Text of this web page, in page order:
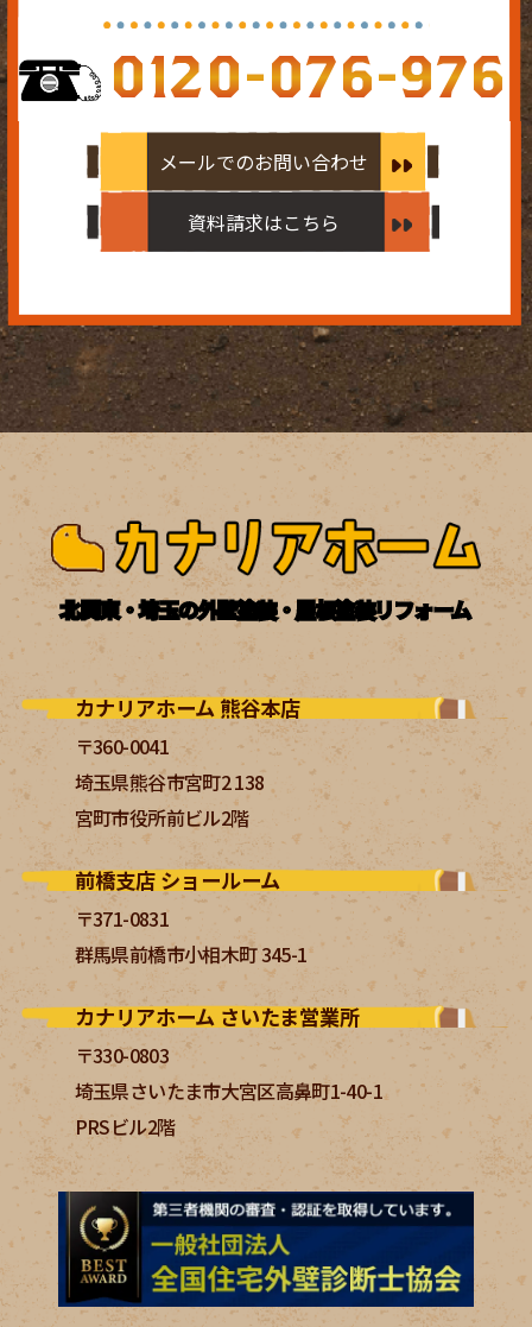
0120-076-976
メールでのお問い合わせ
資料請求はこちら
北関東・埼玉の外壁塗装・屋根塗装リフォーム
カナリアホーム 熊谷本店
〒360-0041
埼玉県熊谷市宮町2 138
宮町市役所前ビル2階
前橋支店 ショールーム
〒371-0831
群馬県前橋市小相木町 345-1
カナリアホーム さいたま営業所
〒330-0803
埼玉県さいたま市大宮区高鼻町1-40-1
PRSビル2階